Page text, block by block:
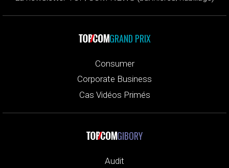
GRAND PRIX
Consumer
Corporate Business
Cas Vidéos Primés
GIBORY
Audit